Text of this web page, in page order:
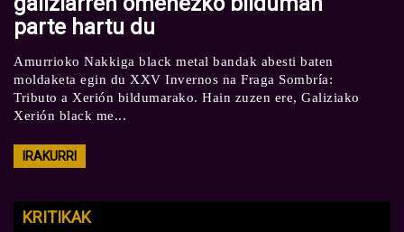
parte hartu du
Amurrioko Nakkiga black metal bandak abesti baten
moldaketa egin du XXV Invernos na Fraga Sombría:
Tributo a Xerión bildumarako. Hain zuzen ere, Galiziako
Xerión black me...
IRAKURRI
KRITIKAK